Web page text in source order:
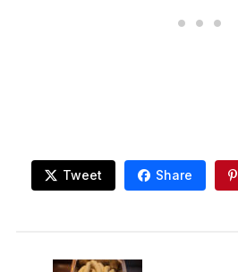
Tweet Share